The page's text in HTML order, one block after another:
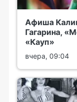
Афиша
Гагарина,
«Кауп»
вчера, 09:04